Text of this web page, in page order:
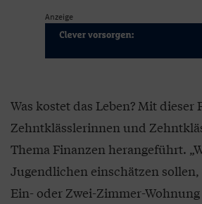
Anzeige
Was kostet das Leben? Mit dieser
Zehntklässlerinnen und
Thema Finanzen herangeführt.
Jugendlichen einschätzen sollen,
Ein- oder Zwei-Zimmer-